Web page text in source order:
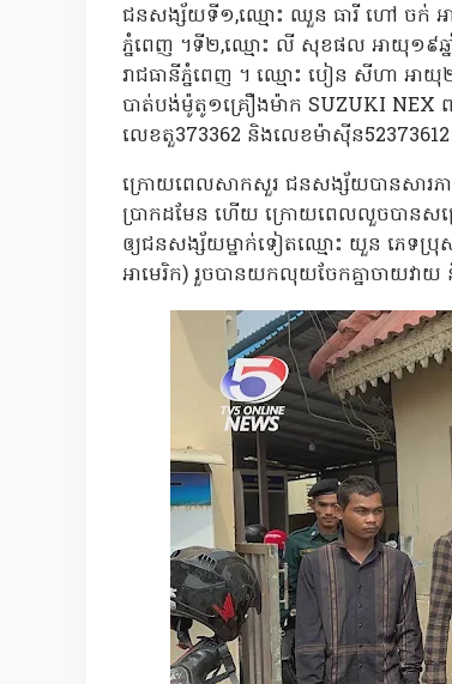
ជនសង្ស័យទី១,ឈ្មោះ ឈួន ធារី ហៅ ចក់ អាយុ
ភ្នំពេញ ។ទី២,ឈ្មោះ លី សុខផល អាយុ១៩ឆ្នាំ
រាជធានីភ្នំពេញ ។ ឈ្មោះ បៀន សីហា អាយុ២
បាត់បង់ម៉ូតូ១គ្រឿងម៉ាក SUZUKI NEX
លេខតួ373362 និងលេខម៉ាស៊ីន
ក្រោយពេលសាកសួរ ជនសង្ស័យបានសារភា
ប្រាកដមែន ហើយ ក្រោយពេលលួចបានសម្
ឲ្យជនសង្ស័យម្នាក់ទៀតឈ្មោះ យួន ភេទប្រុ
អាមេរិក) រួចបានយកលុយចែកគ្នាចាយវ